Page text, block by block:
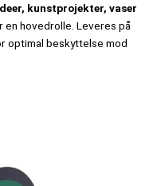
kunstprojekter, vaser
en hovedrolle. Leveres på
optimal beskyttelse mod